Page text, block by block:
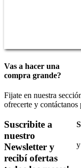
Vas a hacer una
compra grande?
Fijate en nuestra
ofrecerte y
Suscribite a
nuestro
Newsletter y
recibí ofertas